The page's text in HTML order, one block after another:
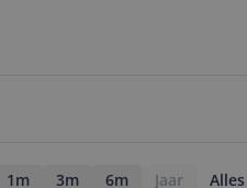
1m 3m 6m Jaar Alles